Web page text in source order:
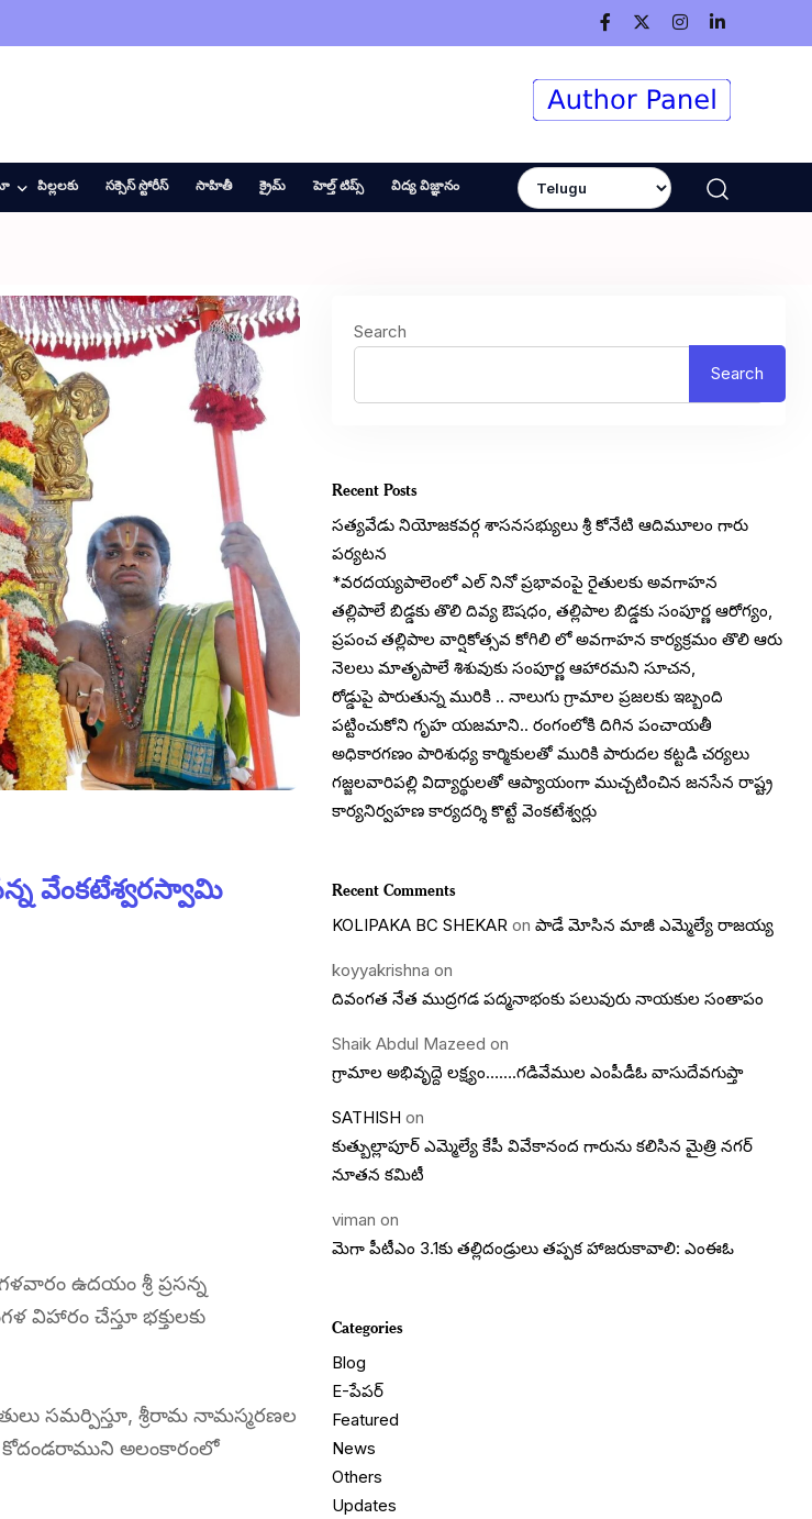
పిల్లలకు సక్సెస్ స్టోరీస్ సాహితీ క్రైమ్ హెల్త్ టిప్స్ విద్య విజ్ఞానం
వేంకటేశ్వరస్వామి
ఉదయం శ్రీ ప్రసన్న
చేస్తూ భక్తులకు
సమర్పిస్తూ, శ్రీరామ నామస్మరణల
కోదండరాముని అలంకారంలో
Search
Search
Recent Posts
సత్యవేడు నియోజకవర్గ శాసనసభ్యులు శ్రీ కోనేటి ఆదిమూలం గారు
పర్యటన
*వరదయ్యపాలెంలో ఎల్ నినో ప్రభావంపై రైతులకు అవగాహన
తల్లిపాలే బిడ్డకు తొలి దివ్య ఔషధం, తల్లిపాల బిడ్డకు సంపూర్ణ ఆరోగ్యం,
ప్రపంచ తల్లిపాల వార్షికోత్సవ కోగిలి లో అవగాహన కార్యక్రమం తొలి ఆరు
నెలలు మాతృపాలే శిశువుకు సంపూర్ణ ఆహారమని సూచన,
రోడ్డుపై పారుతున్న మురికి .. నాలుగు గ్రామాల ప్రజలకు ఇబ్బంది
పట్టించుకోని గృహ యజమాని.. రంగంలోకి దిగిన పంచాయతీ
అధికారగణం పారిశుధ్య కార్మికులతో మురికి పారుదల కట్టడి చర్యలు
గజ్జలవారిపల్లి విద్యార్థులతో ఆప్యాయంగా ముచ్చటించిన జనసేన రాష్ట్ర
కార్యనిర్వహణ కార్యదర్శి కొట్టే వెంకటేశ్వర్లు
Recent Comments
KOLIPAKA BC SHEKAR onపాడే మోసిన మాజీ ఎమ్మెల్యే రాజయ్య
koyyakrishna on
దివంగత నేత ముద్రగడ పద్మనాభంకు పలువురు నాయకుల సంతాపం
Shaik Abdul Mazeed on
గ్రామాల అభివృద్దె లక్ష్యం…….గడివేముల ఎంపీడీఓ వాసుదేవగుప్తా
SATHISH on
కుత్బుల్లాపూర్ ఎమ్మెల్యే కేపీ వివేకానంద గారును కలిసిన మైత్రి నగర్
నూతన కమిటీ
viman on
మెగా పీటీఎం 3.1కు తల్లిదండ్రులు తప్పక హాజరుకావాలి: ఎంఈఓ
Categories
Blog
E-పేపర్
Featured
News
Others
Updates